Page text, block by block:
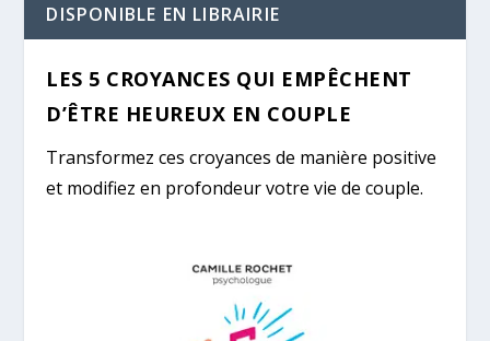
DISPONIBLE EN LIBRAIRIE
LES 5 CROYANCES QUI EMPÊCHENT
D’ÊTRE HEUREUX EN COUPLE
Transformez ces croyances de manière positive
et modifiez en profondeur votre vie de couple.